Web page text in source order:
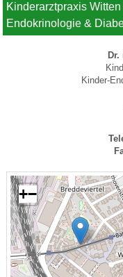
Kinderarztpraxis
Endokrinologie &
Kinder-
+−